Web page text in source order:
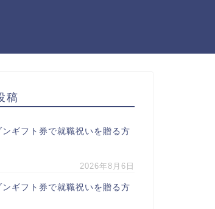
稿
ンギフト券で就職祝いを贈る方
2026年8月6日
ンギフト券で就職祝いを贈る方